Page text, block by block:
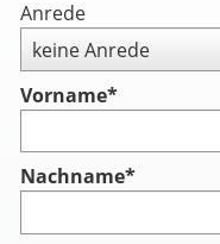
Anrede
Vorname*
Nachname*